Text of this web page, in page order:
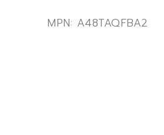
MPN: A48TAQFBA2